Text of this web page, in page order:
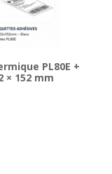
PL80E +
× 152 mm